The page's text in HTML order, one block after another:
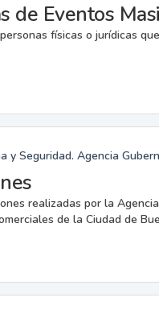
de Eventos
físicas o jurídicas
y Seguridad. Agencia
realizadas por la
de la Ciudad de